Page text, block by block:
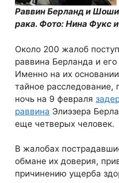
Раввин Берланд и
рака. Фото: Нина Фукс
Около 200 жалоб
раввина Берланда и
Именно на их
тайное расследование,
ночь на 9 февраля
раввина Элиэзера
еще четверых человек.
В жалобах
обмане их доверия,
причинению ущерба